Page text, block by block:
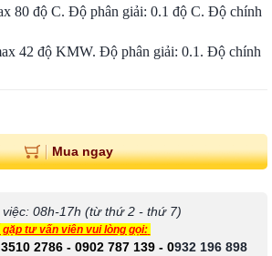
80 độ C. Độ phân giải: 0.1 độ C. Độ chính
42 độ KMW. Độ phân giải: 0.1. Độ chính
Mua ngay
việc: 08h-17h (từ thứ 2 - thứ 7)
tư vấn viên vui lòng gọi:
2786 - 0902 787 139- 0932 196 898